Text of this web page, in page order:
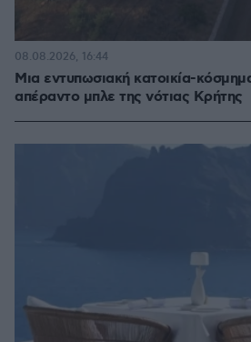
Μια εντυπωσιακή κατοικία-
απέραντο μπλε της νότιας Κρήτης
08.08.2026, 16:44